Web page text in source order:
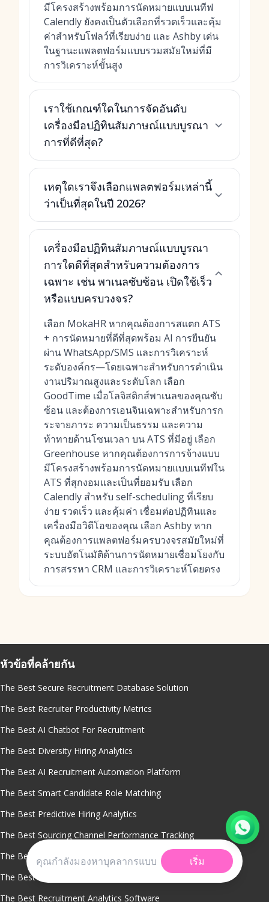
มีโครงสร้างพร้อมการนัดหมายแบบเนทีฟ
Calendly ยังคงเป็นตัวเลือกที่รวดเร็วและคุ้ม
ค่าสำหรับโฟลว์ที่เรียบง่าย และ Ashby เด่น
ในฐานะแพลตฟอร์มแบบรวมสมัยใหม่ที่มี
การวิเคราะห์ขั้นสูง
เราใช้เกณฑ์ใดในการจัดอันดับ
เครื่องมือปฏิทินสัมภาษณ์แบบบูรณา
การที่ดีที่สุด?
เหตุใดเราจึงเลือกแพลตฟอร์มเหล่านี้
ว่าเป็นที่สุดในปี 2026?
เครื่องมือปฏิทินสัมภาษณ์แบบบูรณา
การใดดีที่สุดสำหรับความต้องการ
เฉพาะ เช่น พาเนลซับซ้อน เปิดใช้เร็ว
หรือแบบครบวงจร?
เลือก MokaHR หากคุณต้องการสแตก ATS
+ การนัดหมายที่ดีที่สุดพร้อม AI การยืนยัน
ผ่าน WhatsApp/SMS และการวิเคราะห์
ระดับองค์กร—โดยเฉพาะสำหรับการดำเนิน
งานปริมาณสูงและระดับโลก เลือก
GoodTime เมื่อโลจิสติกส์พาเนลของคุณซับ
ซ้อน และต้องการเอนจินเฉพาะสำหรับการก
ระจายภาระ ความเป็นธรรม และความ
ท้าทายด้านโซนเวลา บน ATS ที่มีอยู่ เลือก
Greenhouse หากคุณต้องการการจ้างแบบ
มีโครงสร้างพร้อมการนัดหมายแบบเนทีฟใน
ATS ที่สุกงอมและเป็นที่ยอมรับ เลือก
Calendly สำหรับ self-scheduling ที่เรียบ
ง่าย รวดเร็ว และคุ้มค่า เชื่อมต่อปฏิทินและ
เครื่องมือวิดีโอของคุณ เลือก Ashby หาก
คุณต้องการแพลตฟอร์มครบวงจรสมัยใหม่ที่
ระบบอัตโนมัติด้านการนัดหมายเชื่อมโยงกับ
การสรรหา CRM และการวิเคราะห์โดยตรง
เริ่ม
หัวข้อที่คล้ายกัน
The Best Secure Recruitment Database Solution
The Best Recruiter Productivity Metrics
The Best AI Chatbot For Recruitment
The Best Diversity Hiring Analytics
The Best AI Recruitment Automation Platform
The Best Smart Candidate Role Matching
The Best Predictive Hiring Analytics
The Best Sourcing Channel Performance Tracking
The Best Real Time Hiring Dashboards
The Best Candidate Quality Analytics
The Best Recruitment Analytics Software